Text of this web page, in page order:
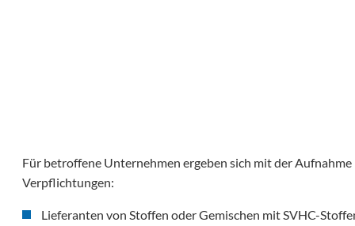
Für betroffene Unternehmen ergeben sich mit der
Verpflichtungen:
Lieferanten von Stoffen oder Gemischen mit SVHC-